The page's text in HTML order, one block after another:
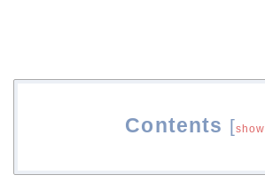
Contents [show